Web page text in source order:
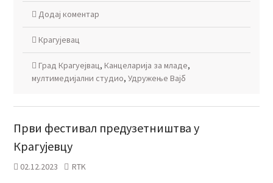
Додај коментар
Крагујевац
Град Крагуејвац, Канцеларија за младе,
мултимедијални студио, Удружење Вајб
Први фестивал предузетништва у
Крагујевцу
02.12.2023 RTK